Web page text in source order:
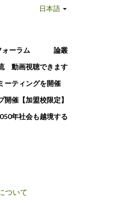
日本語
ォーラム
論叢
動画視聴できます
ーティングを開催
催【加盟校限定】
年社会も越境する
ついて